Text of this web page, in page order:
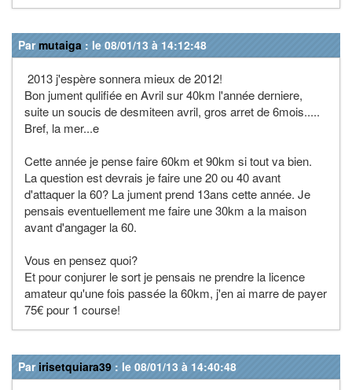
Parmutaiga : le 08/01/13 à 14:12:48
2013 j'espère sonnera mieux de 2012!
Bon jument qulifiée en Avril sur 40km l'année derniere,
suite un soucis de desmiteen avril, gros arret de 6mois.....
Bref, la mer...e
Cette année je pense faire 60km et 90km si tout va bien.
La question est devrais je faire une 20 ou 40 avant
d'attaquer la 60? La jument prend 13ans cette année. Je
pensais eventuellement me faire une 30km a la maison
avant d'angager la 60.
Vous en pensez quoi?
Et pour conjurer le sort je pensais ne prendre la licence
amateur qu'une fois passée la 60km, j'en ai marre de payer
75€ pour 1 course!
Par irisetquiara39 : le 08/01/13 à 14:40:48